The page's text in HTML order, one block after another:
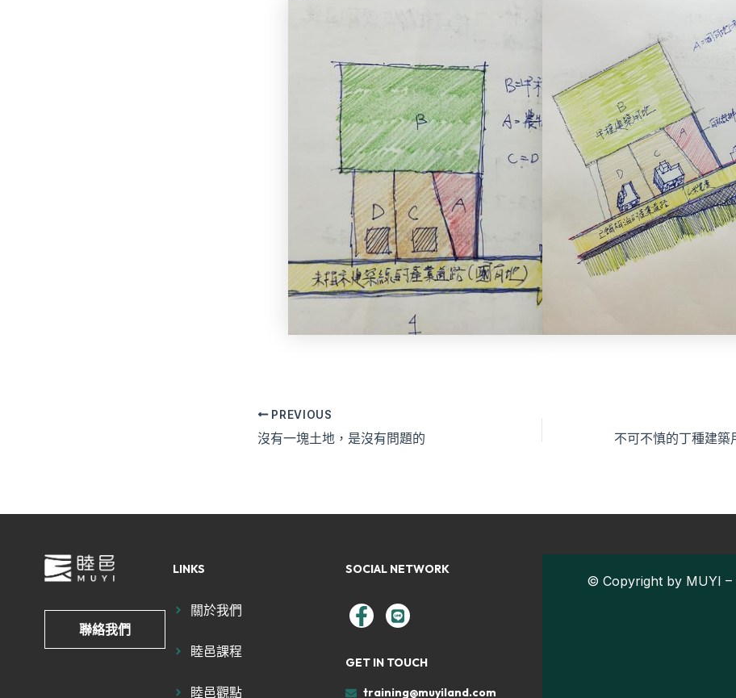
PREVIOUS
沒有一塊土地，是沒有問題的
聯絡我們
LINKS
關於我們
睦邑課程
睦邑觀點
SOCIAL NETWORK
GET IN TOUCH
training@muyiland.com
© Copyright by MUYI